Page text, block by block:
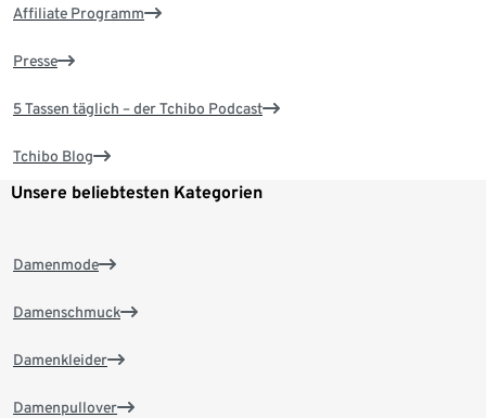
Affiliate Programm
Presse
5 Tassen täglich – der Tchibo Podcast
Tchibo Blog
Unsere beliebtesten Kategorien
Damenmode
Damenschmuck
Damenkleider
Damenpullover